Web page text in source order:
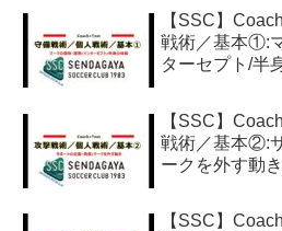
【SSC】
戦術／基本①:
ターセプト/半
【SSC】
戦術／基本②:
ークを外す動き
【SSC】